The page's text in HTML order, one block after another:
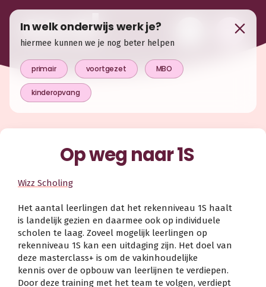
Op weg naar 1S
Wizz Scholing
Het aantal leerlingen dat het rekenniveau 1S haalt
is landelijk gezien en daarmee ook op individuele
scholen te laag. Zoveel mogelijk leerlingen op
rekenniveau 1S kan een uitdaging zijn. Het doel van
deze masterclass+ is om de vakinhoudelijke
kennis over de opbouw van leerlijnen te verdiepen.
Door deze training met het team te volgen, verdiept
In welk onderwijs werk je?
hiermee kunnen we je nog beter helpen
primair voortgezet MBO
kinderopvang